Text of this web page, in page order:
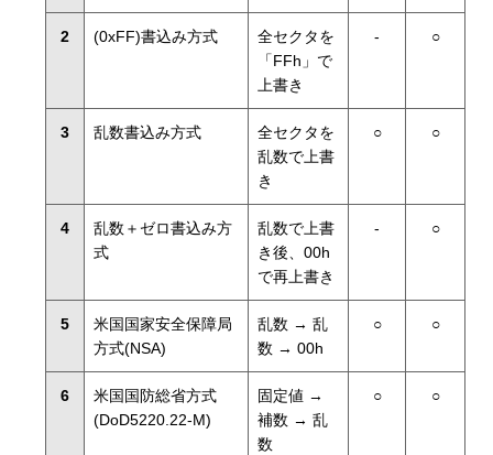
2 (0xFF)書込み方式
全セクタを
「FFh」で
上書き
- ○
3 乱数書込み方式
全セクタを
乱数で上書
き
○ ○
4
乱数＋ゼロ書込み方
式
乱数で上書
き後、00h
で再上書き
- ○
5
米国国家安全保障局
方式(NSA)
乱数 → 乱
数 → 00h
○ ○
6
米国国防総省方式
(DoD5220.22-M)
固定値 →
補数 → 乱
数
○ ○